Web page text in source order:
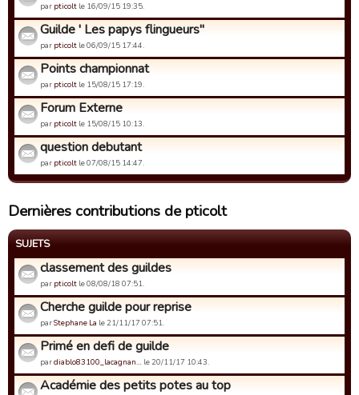
par pticolt le 16/09/15 19:35.
Guilde ' Les papys flingueurs"
par pticolt le 06/09/15 17:44.
Points championnat
par pticolt le 15/08/15 17:19.
Forum Externe
par pticolt le 15/08/15 10:13.
question debutant
par pticolt le 07/08/15 14:47.
Dernières contributions de pticolt
SUJETS
classement des guildes
par pticolt le 08/08/18 07:51.
Cherche guilde pour reprise
parStephane La le 21/11/17 07:51.
Primé en defi de guilde
pardiablo83100_lacagnan… le 20/11/17 10:43.
Académie des petits potes au top